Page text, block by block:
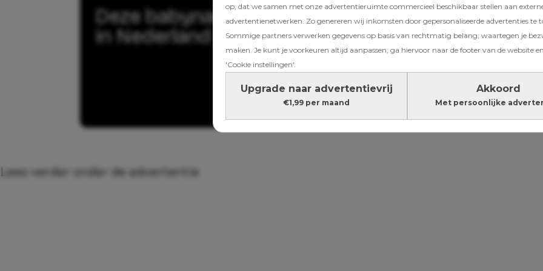
op, dat we samen met onze advertentieruimte commercieel beschikbaar stellen aan
advertentienetwerken. Zo genereren wij inkomsten door gepersonaliseerde advertenties te
Sommige partners verwerken gegevens op basis van rechtmatig belang, waartegen je
maken. Je kunt je voorkeuren altijd aanpassen; ga hiervoor naar de footer van de website
'Cookie instellingen'.
Upgrade naar advertentievrij
€1,99 per maand
Akkoord
Met persoonlijke
Deze babynamen zijn verboden
in Nederland
tussen bevallingen
Nederland en
Europese landen
Lees verder onder de advertentie